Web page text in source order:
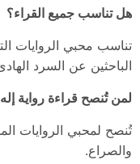
هل تناسب جميع القراء؟
تناسب محبي الروايات
الباحثين عن السرد
لمن تُنصح قراءة رواية
تُنصح لمحبي الروايات
والصراع.